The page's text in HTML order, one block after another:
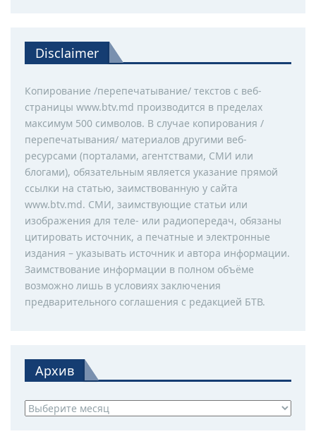
Disclaimer
Копирование /перепечатывание/ текстов с веб-
страницы www.btv.md производится в пределах
максимум 500 символов. В случае копирования /
перепечатывания/ материалов другими веб-
ресурсами (порталами, агентствами, СМИ или
блогами), обязательным является указание прямой
ссылки на статью, заимствованную у сайта
www.btv.md. СМИ, заимствующие статьи или
изображения для теле- или радиопередач, обязаны
цитировать источник, а печатные и электронные
издания – указывать источник и автора информации.
Заимствование информации в полном объёме
возможно лишь в условиях заключения
предварительного соглашения с редакцией БТВ.
Архив
Архив